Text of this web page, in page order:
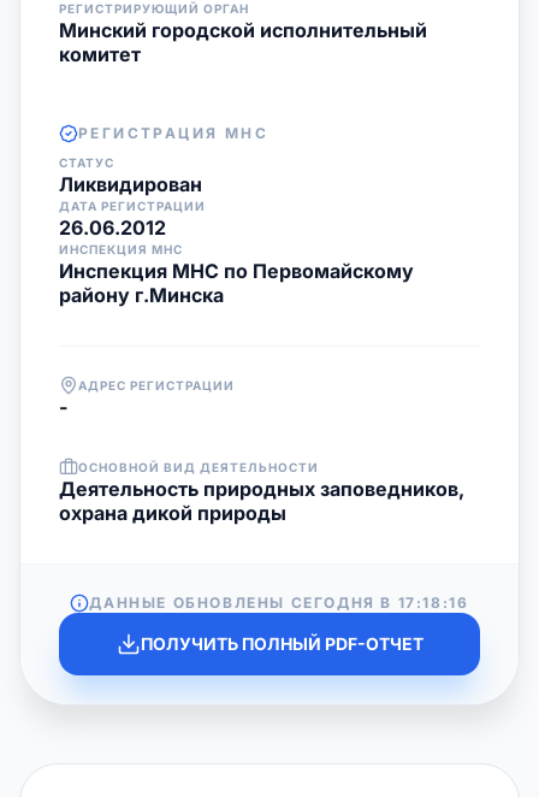
РЕГИСТРИРУЮЩИЙ ОРГАН
Минский городской исполнительный
комитет
РЕГИСТРАЦИЯ МНС
СТАТУС
Ликвидирован
ДАТА РЕГИСТРАЦИИ
26.06.2012
ИНСПЕКЦИЯ МНС
Инспекция МНС по Первомайскому
району г.Минска
АДРЕС РЕГИСТРАЦИИ
-
ОСНОВНОЙ ВИД ДЕЯТЕЛЬНОСТИ
Деятельность природных заповедников,
охрана дикой природы
ДАННЫЕ ОБНОВЛЕНЫ СЕГОДНЯ В 17:18:16
ПОЛУЧИТЬ ПОЛНЫЙ PDF-ОТЧЕТ